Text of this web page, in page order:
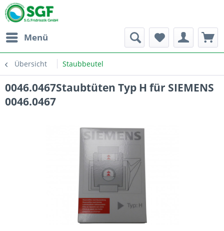
Menü
Übersicht Staubbeutel
0046.0467Staubtüten Typ H für SIEMENS
0046.0467